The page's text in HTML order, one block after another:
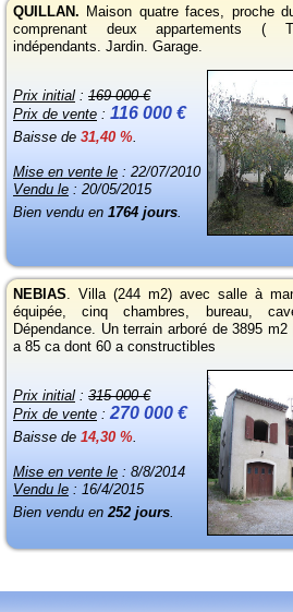
QUILLAN. Maison quatre faces, proche
comprenant deux appartements
indépendants. Jardin. Garage.
Prix initial: 169 000 €
Prix de vente : 116 000 €
Baisse de 31,40 %.
Mise en vente le : 22/07/2010
Vendu le : 20/05/2015
Bien vendu en 1764 jours.
NEBIAS. Villa (244 m2) avec salle à
équipée, cinq chambres, bureau,
Dépendance. Un terrain arboré de 3895 m2
a 85 ca dont 60 a constructibles
Prix initial: 315 000 €
Prix de vente :270 000 €
Baisse de 14,30 %.
Mise en vente le : 8/8/2014
Vendu le : 16/4/2015
Bien vendu en252 jours.